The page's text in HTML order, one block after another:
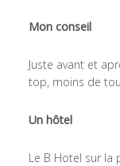
Mon conseil
Juste avant et
top, moins de
Un hôtel
Le B Hotel sur la